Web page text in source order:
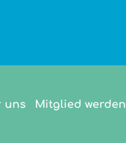
uns Mitglied werden